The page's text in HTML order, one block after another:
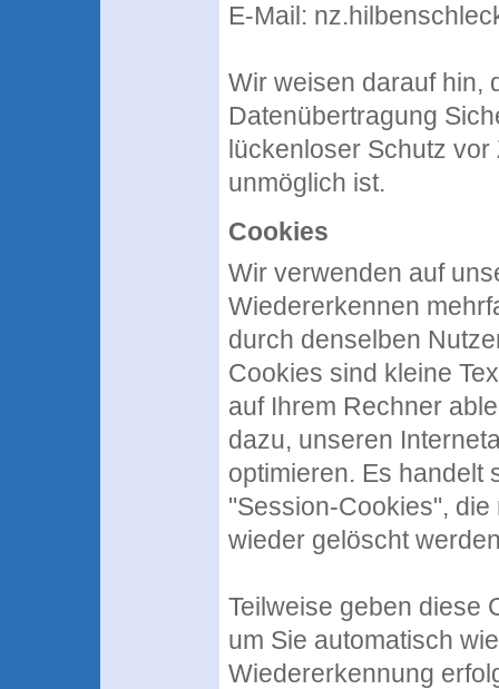
E-Mail:
Wir weisen darauf hin,
Datenübertragung
lückenloser Schutz
unmöglich ist.
Cookies
Wir verwenden auf
Wiedererkennen
durch denselben
Cookies sind kleine
auf Ihrem Rechner
dazu, unseren
optimieren. Es handelt
"Session-Cookies",
wieder gelöscht
Teilweise geben diese
um Sie automatisch
Wiedererkennung